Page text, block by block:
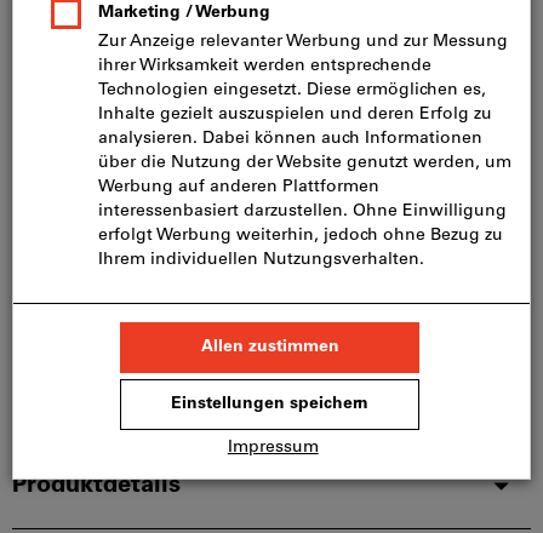
In den Warenkorb
Lieferung in 3 - 4 Arbeitstagen
Bitte beachten Sie die Lieferzeit und eingeschränkte
Beratung:
Diesen Artikel bestellen wir für Sie direkt beim
Infos
Artikel merken Artikel teilen
Produktdetails